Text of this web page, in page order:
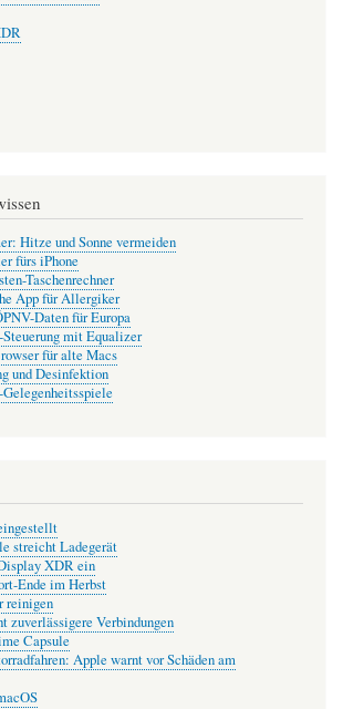
Hitze und Sonne vermeiden
fürs iPhone
Taschenrechner
App für Allergiker
Daten für Europa
mit Equalizer
für alte Macs
und Desinfektion
streicht Ladegerät
XDR ein
Ende im Herbst
reinigen
zuverlässigere Verbindungen
Capsule
Apple warnt vor Schäden am